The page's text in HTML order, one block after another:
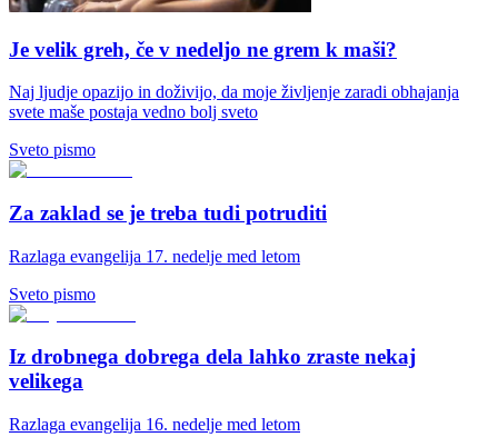
Je velik greh, če v nedeljo ne grem k maši?
Naj ljudje opazijo in doživijo, da moje življenje zaradi obhajanja
svete maše postaja vedno bolj sveto
Sveto pismo
Za zaklad se je treba tudi potruditi
Razlaga evangelija 17. nedelje med letom
Sveto pismo
Iz drobnega dobrega dela lahko zraste nekaj
velikega
Razlaga evangelija 16. nedelje med letom